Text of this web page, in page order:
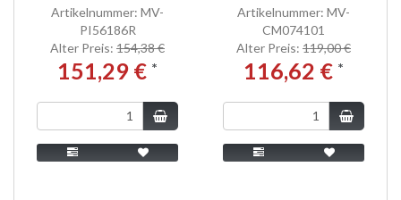
Artikelnummer: MV-
PI56186R
Alter Preis: 154,38 €
151,29 € *
Artikelnummer: MV-
CM074101
Alter Preis: 119,00 €
116,62 € *